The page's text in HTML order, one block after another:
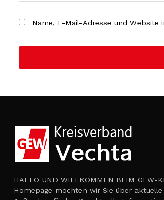
Name, E-Mail-Adresse und
HALLO UND WILLKOMMEN BEIM GEW-
Homepage möchten wir Sie über